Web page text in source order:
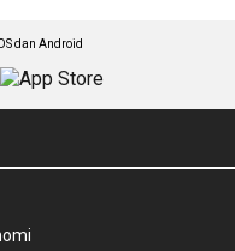
dan Android